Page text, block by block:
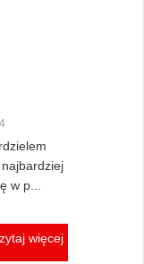
w p...
więcej